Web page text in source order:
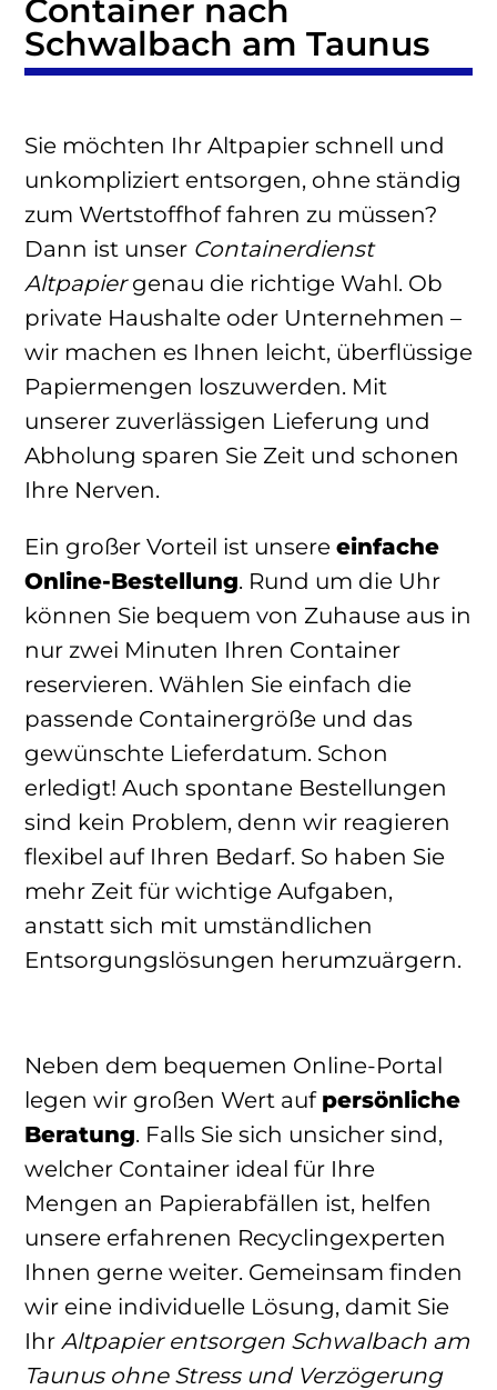
Container nach
Schwalbach am Taunus
Sie möchten Ihr Altpapier schnell und
unkompliziert entsorgen, ohne ständig
zum Wertstoffhof fahren zu müssen?
Dann ist unser Containerdienst
Altpapiergenau die richtige Wahl. Ob
private Haushalte oder Unternehmen –
wir machen es Ihnen leicht, überflüssige
Papiermengen loszuwerden. Mit
unserer zuverlässigen Lieferung und
Abholung sparen Sie Zeit und schonen
Ihre Nerven.
Ein großer Vorteil ist unsere einfache
Online-Bestellung. Rund um die Uhr
können Sie bequem von Zuhause aus in
nur zwei Minuten Ihren Container
reservieren. Wählen Sie einfach die
passende Containergröße und das
gewünschte Lieferdatum. Schon
erledigt! Auch spontane Bestellungen
sind kein Problem, denn wir reagieren
flexibel auf Ihren Bedarf. So haben Sie
mehr Zeit für wichtige Aufgaben,
anstatt sich mit umständlichen
Entsorgungslösungen herumzuärgern.
Neben dem bequemen Online-Portal
legen wir großen Wert auf persönliche
Beratung. Falls Sie sich unsicher sind,
welcher Container ideal für Ihre
Mengen an Papierabfällen ist, helfen
unsere erfahrenen Recyclingexperten
Ihnen gerne weiter. Gemeinsam finden
wir eine individuelle Lösung, damit Sie
Ihr Altpapier entsorgen Schwalbach am
Taunusohne Stress und Verzögerung